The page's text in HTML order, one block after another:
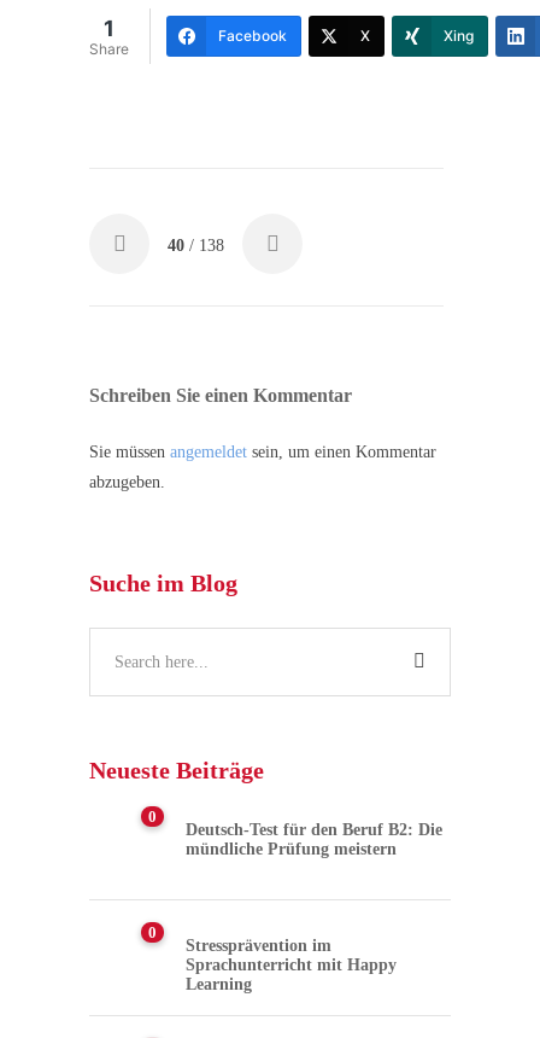
1
Share
Facebook X Xing
40 / 138
Schreiben Sie einen Kommentar
Sie müssen angemeldet sein, um einen Kommentar
abzugeben.
Suche im Blog
Neueste Beiträge
0
Deutsch-Test für den Beruf B2: Die
mündliche Prüfung meistern
0
Stressprävention im
Sprachunterricht mit Happy
Learning